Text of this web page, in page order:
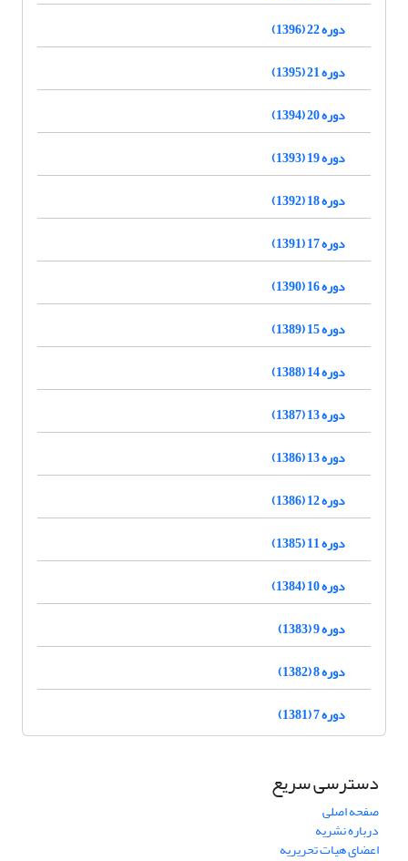
دوره 22 (1396)
دوره 21 (1395)
دوره 20 (1394)
دوره 19 (1393)
دوره 18 (1392)
دوره 17 (1391)
دوره 16 (1390)
دوره 15 (1389)
دوره 14 (1388)
دوره 13 (1387)
دوره 13 (1386)
دوره 12 (1386)
دوره 11 (1385)
دوره 10 (1384)
دوره 9 (1383)
دوره 8 (1382)
دوره 7 (1381)
دسترسی سریع
صفحه اصلی
درباره نشریه
اعضای هیات تحریریه